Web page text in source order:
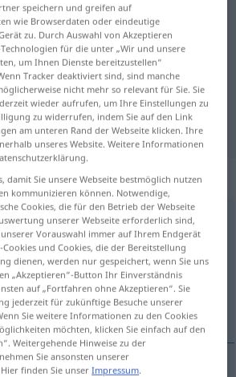
für "eigentümlich"
Niederländisch
anklicken/antippen)
typisch
speichern und greifen auf
wie Browserdaten oder eindeutige
zu. Durch Auswahl von Akzeptieren
für die unter „Wir und unsere
um Ihnen Dienste bereitzustellen“
Tracker deaktiviert sind, sind manche
nicht mehr so relevant für Sie. Sie
wieder aufrufen, um Ihre Einstellungen zu
zu widerrufen, indem Sie auf den Link
am unteren Rand der Webseite klicken. Ihre
unseres Website. Weitere Informationen
damit Sie unsere Webseite bestmöglich nutzen
kommunizieren können. Notwendige,
Cookies, die für den Betrieb der Webseite
unserer Webseite erforderlich sind,
Vorauswahl immer auf Ihrem Endgerät
und Cookies, die der Bereitstellung
dienen, werden nur gespeichert, wenn Sie uns
„Akzeptieren“-Button Ihr Einverständnis
auf „Fortfahren ohne Akzeptieren“. Sie
jederzeit für zukünftige Besuche unserer
Sie weitere Informationen zu den Cookies
möchten, klicken Sie einfach auf den
Weitergehende Hinweise zu der
Sie ansonsten unserer
Hier finden Sie unserImpressum.